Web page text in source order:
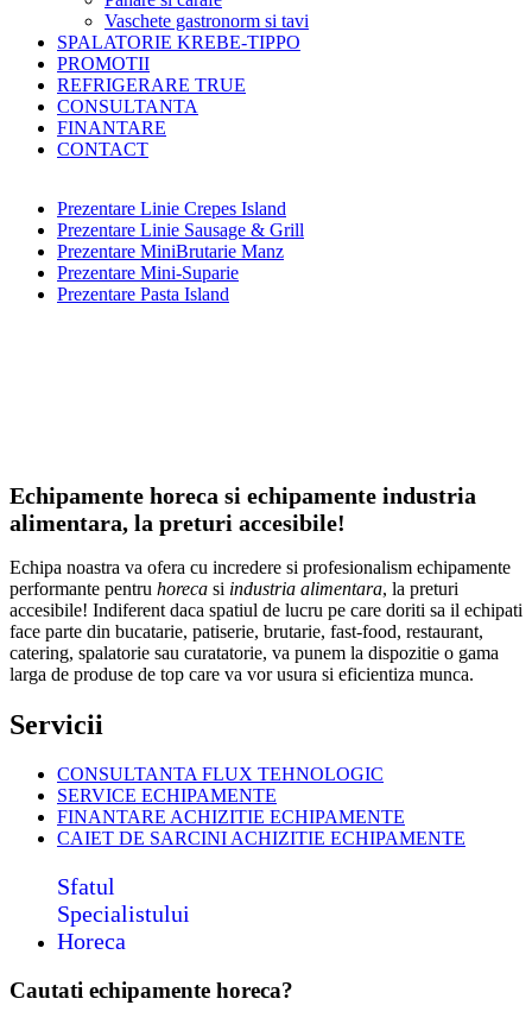
Vaschete gastronorm si tavi
SPALATORIE KREBE-TIPPO
PROMOTII
REFRIGERARE TRUE
CONSULTANTA
FINANTARE
CONTACT
Prezentare Linie Crepes Island
Prezentare Linie Sausage & Grill
Prezentare MiniBrutarie Manz
Prezentare Mini-Suparie
Prezentare Pasta Island
Echipamente horeca si echipamente industria
alimentara, la preturi accesibile!
Echipa noastra va ofera cu incredere si profesionalism echipamente
performante pentru horeca si industria alimentara, la preturi
accesibile! Indiferent daca spatiul de lucru pe care doriti sa il echipati
face parte din bucatarie, patiserie, brutarie, fast-food, restaurant,
catering, spalatorie sau curatatorie, va punem la dispozitie o gama
larga de produse de top care va vor usura si eficientiza munca.
Servicii
CONSULTANTA FLUX TEHNOLOGIC
SERVICE ECHIPAMENTE
FINANTARE ACHIZITIE ECHIPAMENTE
CAIET DE SARCINI ACHIZITIE ECHIPAMENTE
Sfatul
Specialistului
Horeca
Cautati echipamente horeca?